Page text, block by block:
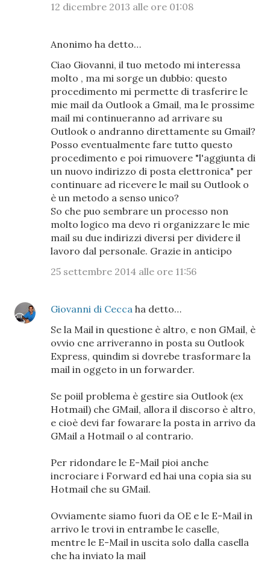
12 dicembre 2013 alle ore 01:08
Anonimo ha detto…
Ciao Giovanni, il tuo metodo mi interessa
molto , ma mi sorge un dubbio: questo
procedimento mi permette di trasferire le
mie mail da Outlook a Gmail, ma le prossime
mail mi continueranno ad arrivare su
Outlook o andranno direttamente su Gmail?
Posso eventualmente fare tutto questo
procedimento e poi rimuovere "l'aggiunta di
un nuovo indirizzo di posta elettronica" per
continuare ad ricevere le mail su Outlook o
è un metodo a senso unico?
So che puo sembrare un processo non
molto logico ma devo ri organizzare le mie
mail su due indirizzi diversi per dividere il
lavoro dal personale. Grazie in anticipo
25 settembre 2014 alle ore 11:56
Giovanni di Cecca ha detto…
Se la Mail in questione è altro, e non GMail, è
ovvio cne arriveranno in posta su Outlook
Express, quindim si dovrebe trasformare la
mail in oggeto in un forwarder.
Se poiil problema è gestire sia Outlook (ex
Hotmail) che GMail, allora il discorso è altro,
e cioè devi far fowarare la posta in arrivo da
GMail a Hotmail o al contrario.
Per ridondare le E-Mail pioi anche
incrociare i Forward ed hai una copia sia su
Hotmail che su GMail.
Ovviamente siamo fuori da OE e le E-Mail in
arrivo le trovi in entrambe le caselle,
mentre le E-Mail in uscita solo dalla casella
che ha inviato la mail